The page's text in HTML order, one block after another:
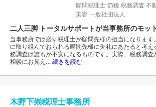
顧問税理士 節税 税務調査 不
美容 一般社団法人
二人三脚 トータルサポートが当事務所のモッ
当事務所では必ず税理士が顧問先様の担当になります
に取り組んでおられる顧問先様に失礼にあたると考え
務調査は誰もが不安になるものです。実際、税務調査
相談にお見え… 続きを読む
木野下崇税理士事務所